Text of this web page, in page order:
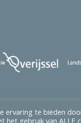
te bieden
gebruik van ALLE